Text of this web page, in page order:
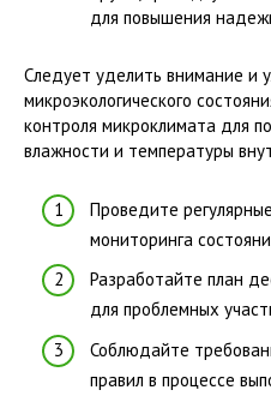
для повышения
Следует уделить внимание и
микроэкологического
контроля микроклимата для
влажности и температуры
Проведите
мониторинга
Разработайте план
для проблемных
Соблюдайте
правил в процессе